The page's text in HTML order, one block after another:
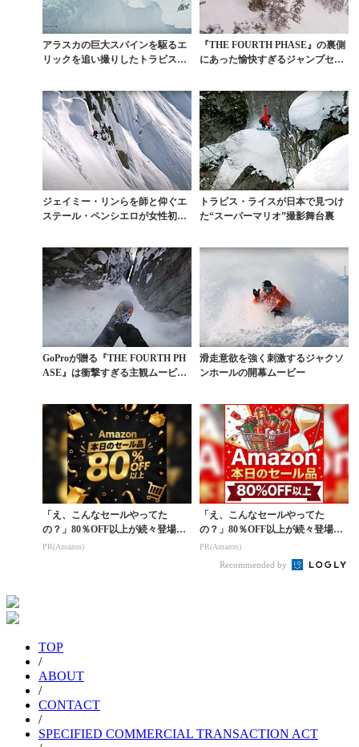
アラスカの巨大スパインを駆るエ
リックを追い撮りしたトラビスの
『THE FOURTH PHASE』の裏側
にあった愉快すぎるジャンプセッ
ジェイミー・リンらを師と仰ぐエ
ステール・ペンシエロが女性初の
トラビス・ライスが日本で見つけ
た“スーパーマリオ”撮影舞台裏
GoProが贈る『THE FOURTH PH
ASE』は衝撃すぎる主観ムービー
滑走意欲を強く刺激するジャクソ
ンホールの開幕ムービー
「え、こんなセールやってた
の？」80％OFF以上が続々登場！
Amazonの本気が...
PR(Amazon)
「え、こんなセールやってた
の？」80％OFF以上が続々登場！
Amazonの本気が...
PR(Amazon)
Recommended by
TOP
/
ABOUT
/
CONTACT
/
SPECIFIED COMMERCIAL TRANSACTION ACT